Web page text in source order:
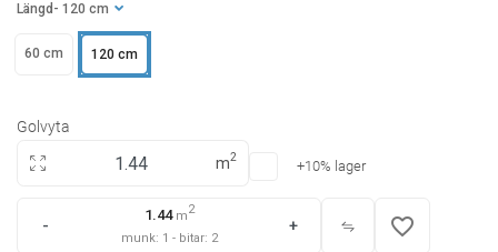
Längd - 120 cm
60 cm 120 cm
Golvyta
m2
+10% lager
1.44 m2
munk: 1 - bitar: 2
- + favorite_border